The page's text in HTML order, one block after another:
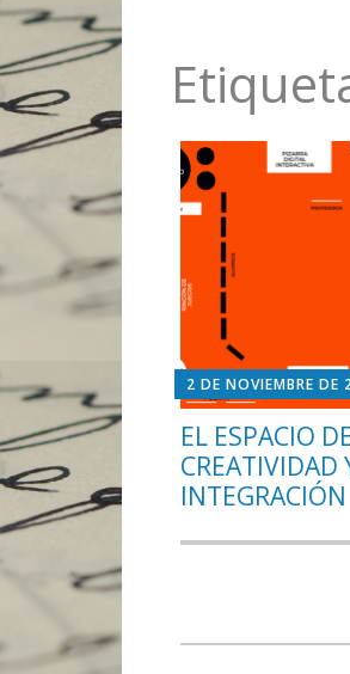
2 DE NOVIEMBRE DE
EL ESPACIO
CREATIVIDAD
INTEGRACIÓN